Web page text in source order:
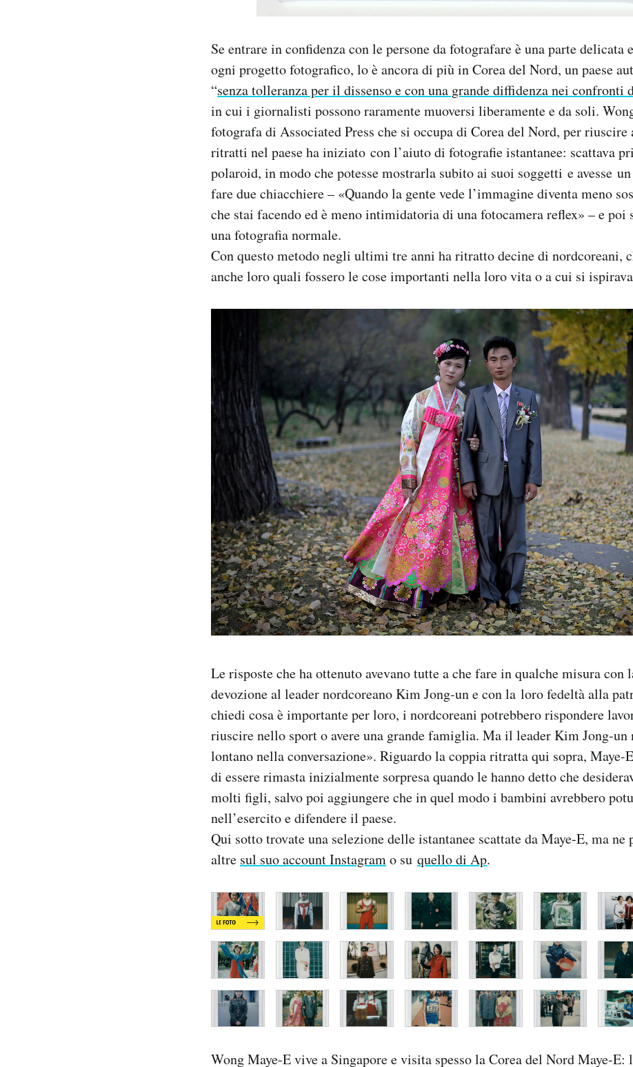
Se entrare in confidenza con le persone da fotografare è una parte delicata
ogni progetto fotografico, lo è ancora di più in Corea del Nord, un paese
“senza tolleranza per il dissenso e con una grande diffidenza nei confronti
in cui i giornalisti possono raramente muoversi liberamente e da soli.
fotografa di Associated Press che si occupa di Corea del Nord, per riuscire
ritratti nel paese ha iniziato con l’aiuto di fotografie istantanee: scattava
polaroid, in modo che potesse mostrarla subito ai suoi soggetti e avesse
fare due chiacchiere – «Quando la gente vede l’immagine diventa meno
che stai facendo ed è meno intimidatoria di una fotocamera reflex» – e poi
una fotografia normale.
Con questo metodo negli ultimi tre anni ha ritratto decine di nordcoreani,
anche loro quali fossero le cose importanti nella loro vita o a cui si
Le risposte che ha ottenuto avevano tutte a che fare in qualche misura con
devozione al leader nordcoreano Kim Jong-un e con la loro fedeltà alla
chiedi cosa è importante per loro, i nordcoreani potrebbero rispondere
riuscire nello sport o avere una grande famiglia. Ma il leader Kim Jong-un
lontano nella conversazione». Riguardo la coppia ritratta qui sopra, Maye-
di essere rimasta inizialmente sorpresa quando le hanno detto che
molti figli, salvo poi aggiungere che in quel modo i bambini avrebbero
nell’esercito e difendere il paese.
Qui sotto trovate una selezione delle istantanee scattate da Maye-E, ma ne
altre sul suo account Instagramo su quello di Ap.
Wong Maye-E vive a Singapore e visita spesso la Corea del Nord Maye-E: